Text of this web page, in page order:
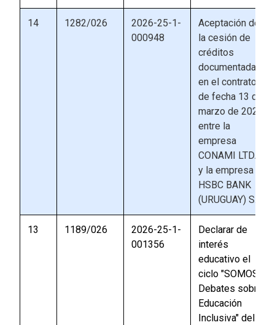
14 1282/026
2026-25-1-
000948
Aceptación de
la cesión de
créditos
documentada
en el contrato
de fecha 13 de
marzo de 2026
entre la
empresa
CONAMI LTDA.
y la empresa
HSBC BANK
(URUGUAY) S.A
13 1189/026
2026-25-1-
001356
Declarar de
interés
educativo el
ciclo "SOMOS
Debates sobre
Educación
Inclusiva" del